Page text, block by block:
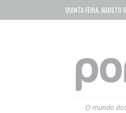
QUINTA-FEIRA,
O mundo